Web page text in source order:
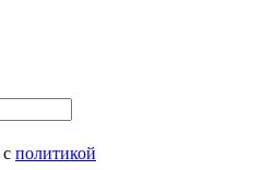
политикой